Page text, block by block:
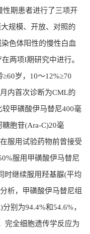
性期患者进行了三项开
规模、开放、对照的
色体阳性的慢性白血
两项I期研究中进行。
岁，10～12%≥70
内首次诊断为CML的
甲磺酸伊马替尼400毫
胞苷(Ara-C)20毫
服用试验药物前曾接受
服用甲磺酸伊马替尼
时继续服用羟基脲(平均
析，甲磺酸伊马替尼组
别为94.4%和54.6%，
完全细胞遗传学反应为